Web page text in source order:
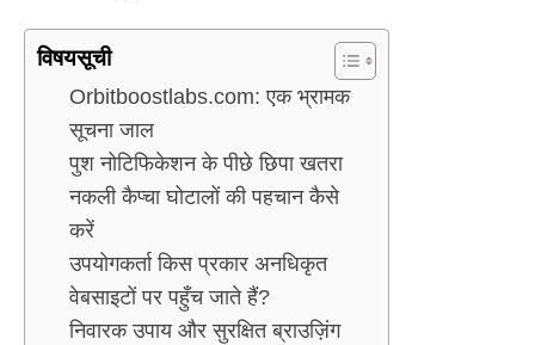
विषयसूची
Orbitboostlabs.com: एक भ्रामक
सूचना जाल
पुश नोटिफिकेशन के पीछे छिपा खतरा
नकली कैप्चा घोटालों की पहचान कैसे
करें
उपयोगकर्ता किस प्रकार अनधिकृत
वेबसाइटों पर पहुँच जाते हैं?
निवारक उपाय और सुरक्षित ब्राउज़िंग